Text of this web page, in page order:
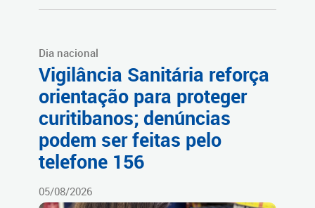
Dia nacional
Vigilância Sanitária reforça
orientação para proteger
curitibanos; denúncias
podem ser feitas pelo
telefone 156
05/08/2026